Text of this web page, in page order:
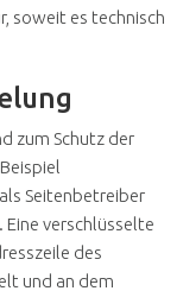
soweit es technisch
zum Schutz der
Seitenbetreiber
Eine verschlüsselte
des
und an dem